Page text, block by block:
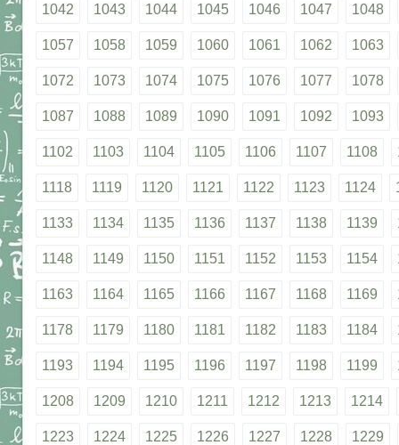
1042 1043 1044 1045 1046 1047 1048
1057 1058 1059 1060 1061 1062 1063
1072 1073 1074 1075 1076 1077 1078
1087 1088 1089 1090 1091 1092 1093
1102 1103 1104 1105 1106 1107 1108
1118 1119 1120 1121 1122 1123 1124
1133 1134 1135 1136 1137 1138 1139
1148 1149 1150 1151 1152 1153 1154
1163 1164 1165 1166 1167 1168 1169
1178 1179 1180 1181 1182 1183 1184
1193 1194 1195 1196 1197 1198 1199
1208 1209 1210 1211 1212 1213 1214
1223 1224 1225 1226 1227 1228 1229